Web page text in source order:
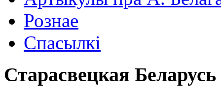
Рознае
Спасылкі
Старасвецкая Беларусь